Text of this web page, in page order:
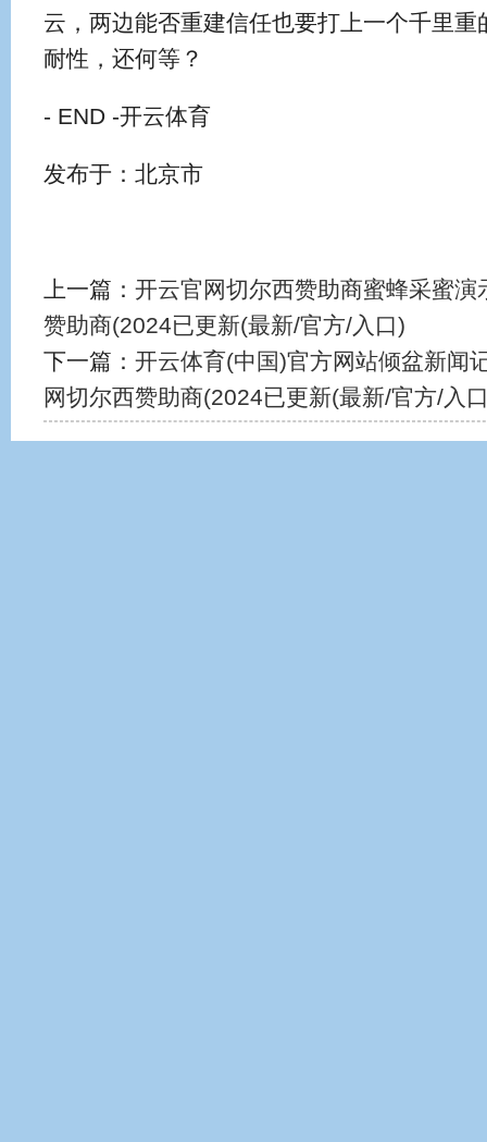
云，两边能否重建信任也要打上一个千里
耐性，还何等？
- END -开云体育
发布于：北京市
上一篇： 开云官网切尔西赞助商蜜蜂采蜜演
赞助商(2024已更新(最新/官方/入口)
下一篇： 开云体育(中国)官方网站倾盆新闻
网切尔西赞助商(2024已更新(最新/官方/入